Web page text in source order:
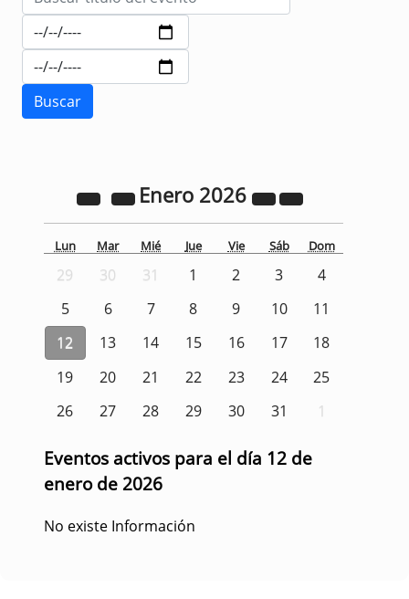
Enero 2026
Lun Mar Mié Jue Vie Sáb Dom
29 30 31 1 2 3
4
5
6 7 8 9 10
11
12
13 14 15 16 17
18
19
20 21 22 23 24
25
26
27 28 29 30 31 1
Eventos activos para el día 12 de
enero de 2026
No existe Información